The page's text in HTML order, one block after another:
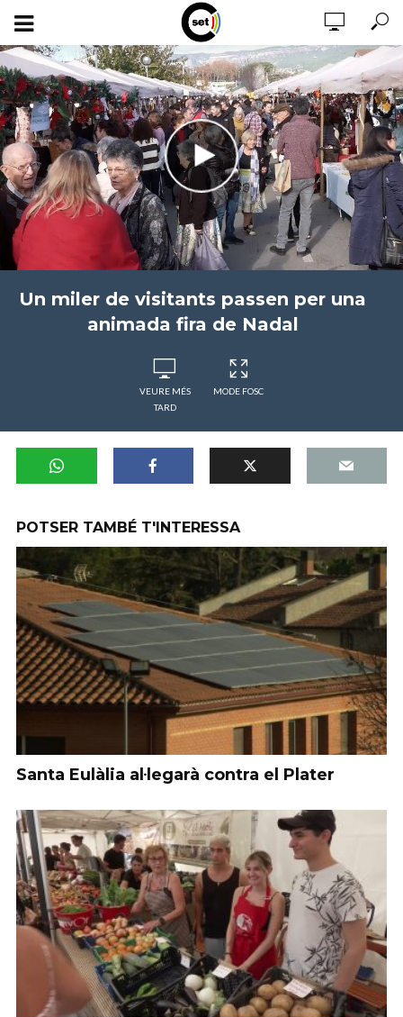
Un miler de visitants passen per una
animada fira de Nadal
VEURE MÉS
TARD
MODE FOSC
POTSER TAMBÉ T'INTERESSA
Santa Eulàlia al·legarà contra el Plater